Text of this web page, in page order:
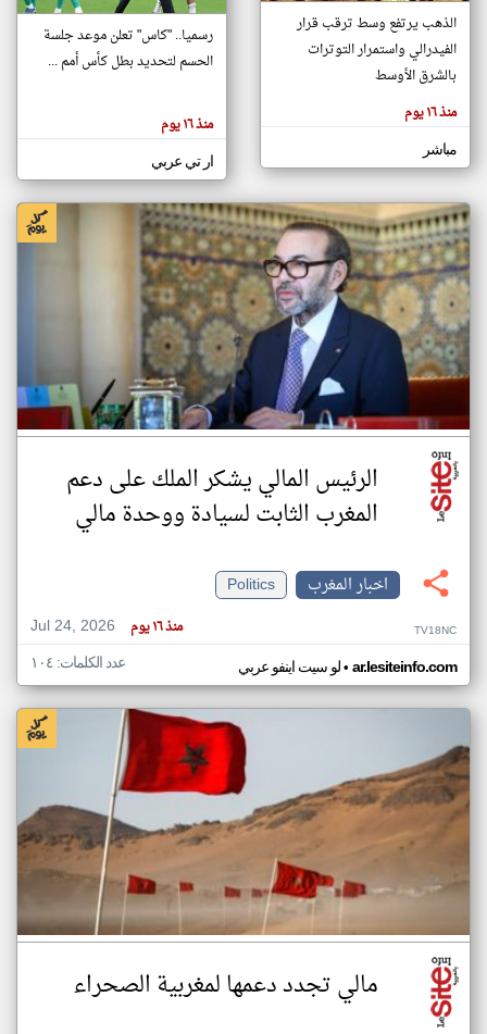
اخبار المغرب على مدار الساعة
أهم اخبار المغرب العاجلة والمباشرة
المقالات
الموجوده
وجهة
نظر
كاتبيها.
الذهب يرتفع وسط ترقب قرار
الفيدرالي واستمرار التوترات
بالشرق الأوسط
منذ ١٦ يوم
مباشر
رسميا.. "كاس" تعلن موعد جلسة
الحسم لتحديد بطل كأس أمم ...
منذ ١٦ يوم
ار تي عربي
الرئيس المالي يشكر الملك على دعم
المغرب الثابت لسيادة ووحدة مالي
اخبار المغرب
Politics
Jul 24, 2026
منذ ١٦ يوم TV18NC
لو سيت اينفو عربي• ar.lesiteinfo.com عدد الكلمات: ١٠٤
مالي تجدد دعمها لمغربية الصحراء
klyoum.com